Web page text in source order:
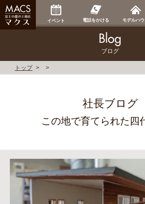
イベント 電話をかける モデルハウ
ブログ
トップ
社長ブログ
この地で育てられた四